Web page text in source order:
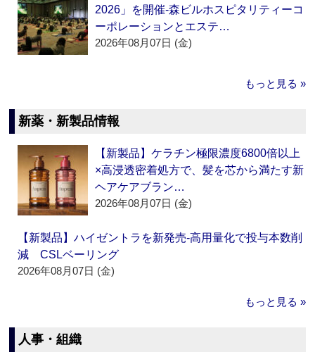
2026」を開催‐森ビルホスピタリティーコ
ーポレーションとエステ…
2026年08月07日 (金)
もっと見る »
新薬・新製品情報
【新製品】ケラチン極限濃度6800倍以上
×高浸透密着処方で、髪を芯から満たす新
ヘアケアブラン…
2026年08月07日 (金)
【新製品】ハイゼントラを新発売‐高用量化で投与本数削
減 CSLベーリング
2026年08月07日 (金)
もっと見る »
人事・組織